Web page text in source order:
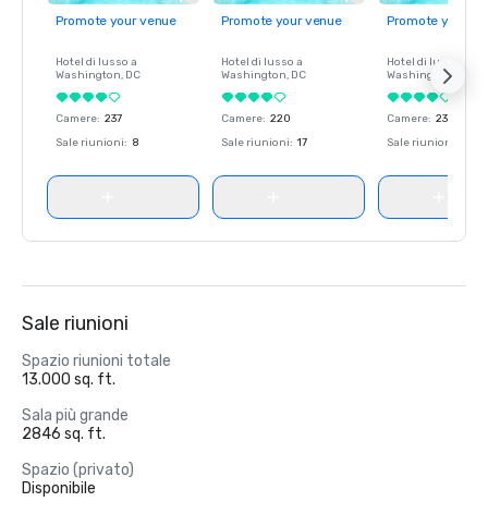
Promote your venue
Hotel di lusso a
Washington, DC
Camere: 237
Sale riunioni: 8
Promote your venue
Hotel di lusso a
Washington, DC
Camere: 220
Sale riunioni: 17
Promote your
Hotel di lusso a
Washington
Camere: 237
Sale riunioni
Sale riunioni
Spazio riunioni totale
13.000 sq. ft.
Sala più grande
2846 sq. ft.
Spazio (privato)
Disponibile